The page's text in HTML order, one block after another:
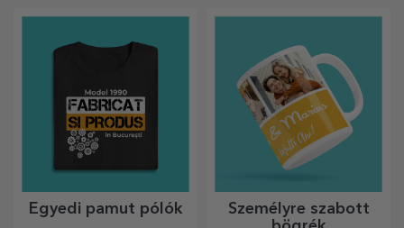
Modern dizájn, élénk színek
személyiséget adjanak
otthonának, irodájának vagy
stúdiójának.
megkapja őket ajándékba.
Egyedi pamut pólók
Személyre szabott